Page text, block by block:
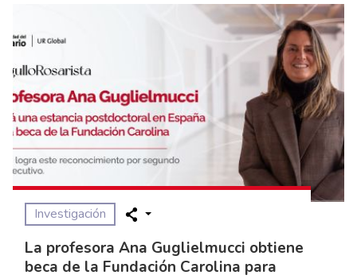
Investigación
La profesora Ana Guglielmucci obtiene
beca de la Fundación Carolina para